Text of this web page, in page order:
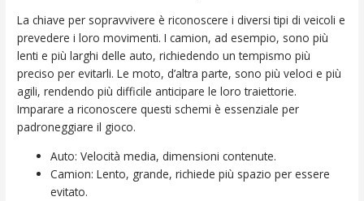
La chiave per sopravvivere è riconoscere i diversi tipi di veicoli e
prevedere i loro movimenti. I camion, ad esempio, sono più
lenti e più larghi delle auto, richiedendo un tempismo più
preciso per evitarli. Le moto, d’altra parte, sono più veloci e più
agili, rendendo più difficile anticipare le loro traiettorie.
Imparare a riconoscere questi schemi è essenziale per
padroneggiare il gioco.
Auto: Velocità media, dimensioni contenute.
Camion: Lento, grande, richiede più spazio per essere
evitato.